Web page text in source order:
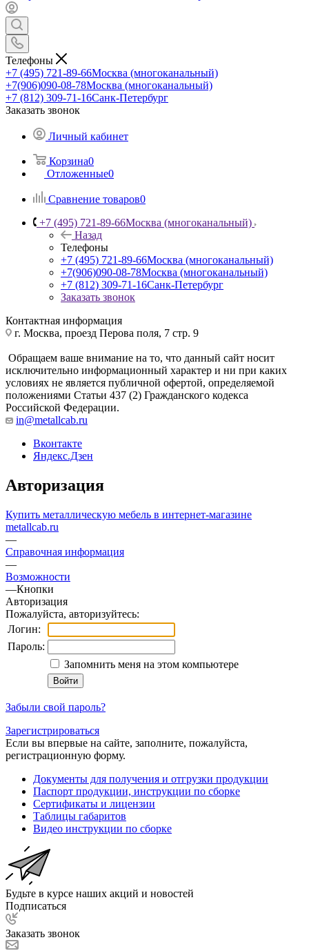
Телефоны
+7 (495) 721-89-66Москва (многоканальный)
+7(906)090-08-78Москва (многоканальный)
+7 (812) 309-71-16Санк-Петербург
Заказать звонок
Личный кабинет
Корзина0
Отложенные0
Сравнение товаров0
+7 (495) 721-89-66Москва (многоканальный)
Назад
Телефоны
+7 (495) 721-89-66Москва (многоканальный)
+7(906)090-08-78Москва (многоканальный)
+7 (812) 309-71-16Санк-Петербург
Заказать звонок
Контактная информация
г. Москва, проезд Перова поля, 7 стр. 9
Обращаем ваше внимание на то, что данный сайт носит
исключительно информационный характер и ни при каких
условиях не является публичной офертой, определяемой
положениями Статьи 437 (2) Гражданского кодекса
Российской Федерации.
in@metallcab.ru
Вконтакте
Яндекс.Дзен
Авторизация
Купить металлическую мебель в интернет-магазине
metallcab.ru
—
Справочная информация
—
Возможности
—Кнопки
Авторизация
Пожалуйста, авторизуйтесь:
Логин:
Пароль:
Запомнить меня на этом компьютере
Забыли свой пароль?
Зарегистрироваться
Если вы впервые на сайте, заполните, пожалуйста,
регистрационную форму.
Документы для получения и отгрузки продукции
Паспорт продукции, инструкции по сборке
Сертификаты и лицензии
Таблицы габаритов
Видео инструкции по сборке
Будьте в курсе наших акций и новостей
Подписаться
Заказать звонок